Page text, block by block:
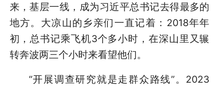
来，基层一线，成为习近平总书记去得最多的
地方。大凉山的乡亲们一直记着：2018年年
初，总书记乘飞机3个多小时，在深山里又辗
转奔波两三个小时来看望他们。
“开展调查研究就是走群众路线”。2023